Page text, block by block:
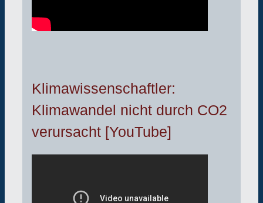
Klimawissenschaftler:
Klimawandel nicht durch CO2
verursacht [YouTube]